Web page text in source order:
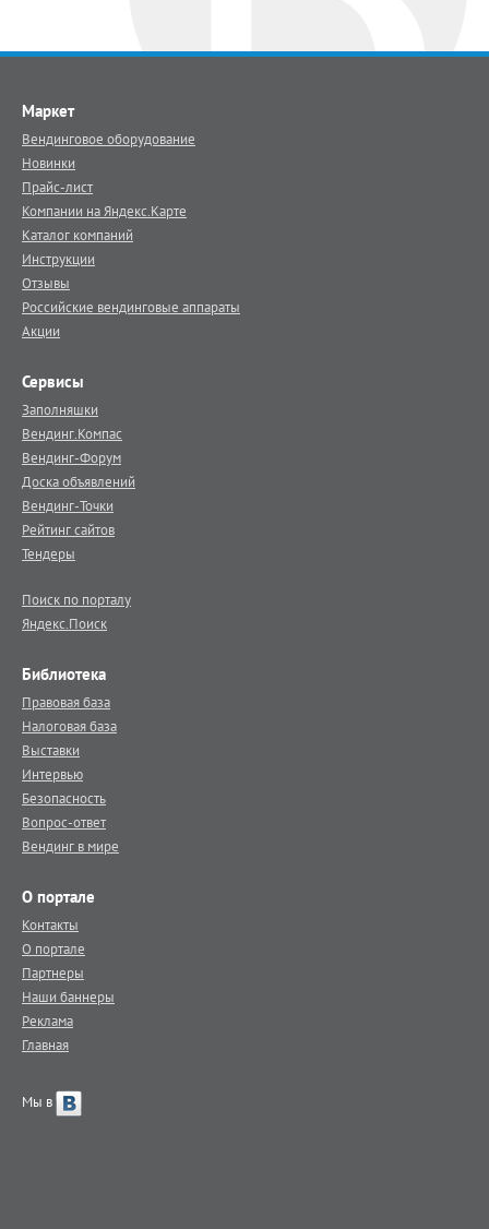
Маркет
Вендинговое оборудование
Новинки
Прайс-лист
Компании на Яндекс.Карте
Каталог компаний
Инструкции
Отзывы
Российские вендинговые аппараты
Акции
Сервисы
Заполняшки
Вендинг.Компас
Вендинг-Форум
Доска объявлений
Вендинг-Точки
Рейтинг сайтов
Тендеры
Поиск по порталу
Яндекс.Поиск
Библиотека
Правовая база
Налоговая база
Выставки
Интервью
Безопасность
Вопрос-ответ
Вендинг в мире
О портале
Контакты
О портале
Партнеры
Наши баннеры
Реклама
Главная
Мы в